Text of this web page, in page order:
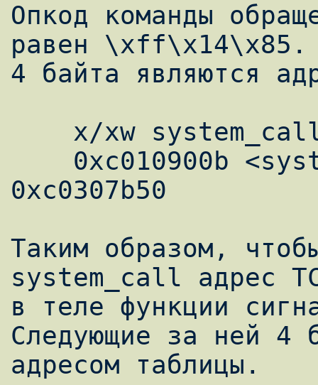
Опкод команды
равен \xff\x14\x85.
4 байта являются
0xc0307b50
Таким образом,
system_call адрес
в теле функции
Следующие за ней 4
адресом таблицы.